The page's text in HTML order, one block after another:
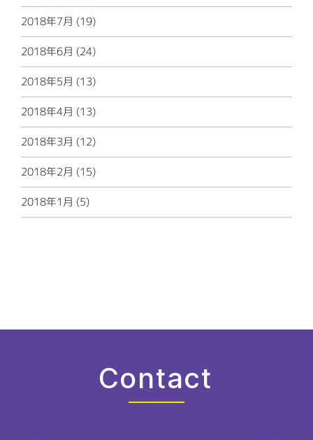
2018年7月 (19)
2018年6月 (24)
2018年5月 (13)
2018年4月 (13)
2018年3月 (12)
2018年2月 (15)
2018年1月 (5)
Contact